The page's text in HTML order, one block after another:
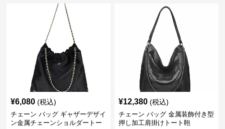
¥6,080 (税込)
チェーン バッグ ギャザーデザイ
ン金属チェーンショルダートー
¥12,380 (税込)
チェーン バッグ 金属装飾付き型
押し加工肩掛けトート鞄